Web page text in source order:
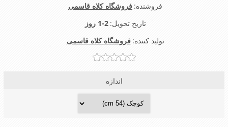
فروشنده: فروشگاه کلاه قاسمی
تاریخ تحویل: 1-2 روز
تولید کننده: فروشگاه کلاه قاسمی
اندازه